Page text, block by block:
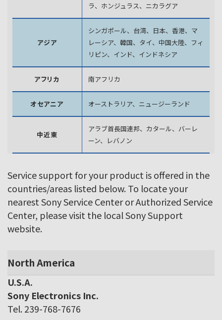
ラ、 ホンジュラス、ニカラグア
アジア
シンガポール、台湾、日本、香港、マ
レーシア、韓国、 タイ、中国大陸、フィ
リピン、インド、インドネシア
アフリカ 南アフリカ
オセアニア オーストラリア、ニュージーランド
中近東
アラブ首長国連邦、カタール、バーレ
ーン、レバノン
Service support for your product is offered in the
countries/areas listed below. To locate your
nearest Sony Service Center or Authorized Service
Center, please visit the local Sony Support
website.
North America
U.S.A.
Sony Electronics Inc.
Tel. 239-768-7676